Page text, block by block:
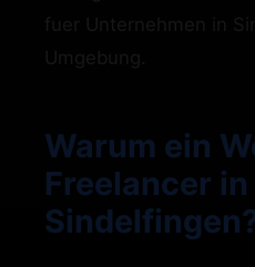
Warum ein
Freelancer in